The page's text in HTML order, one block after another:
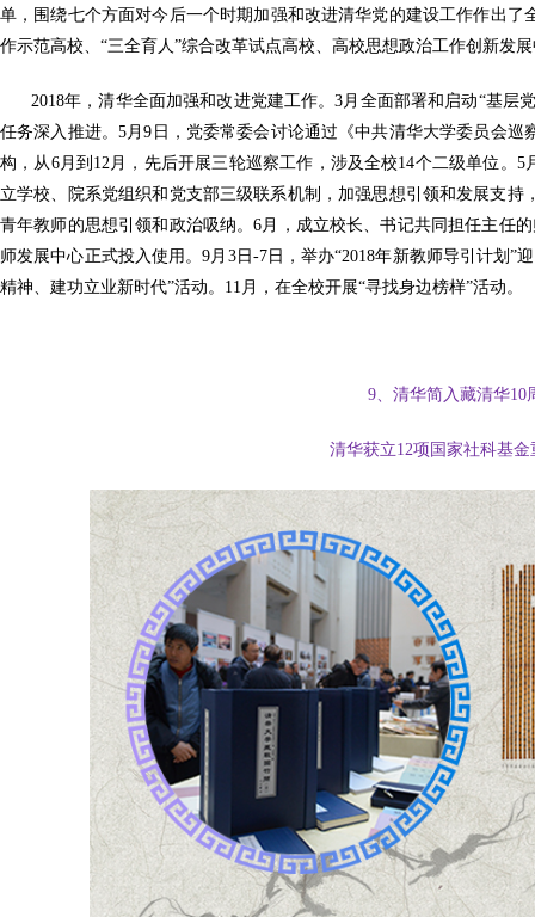
单，围绕七个方面对今后一个时期加强和改进清华党的建设工作作出了
作示范高校、“三全育人”综合改革试点高校、高校思想政治工作创新发
2018年，清华全面加强和改进党建工作。3月全面部署和启动“基层
任务深入推进。5月9日，党委常委会讨论通过《中共清华大学委员会
构，从6月到12月，先后开展三轮巡察工作，涉及全校14个二级单位。
立学校、院系党组织和党支部三级联系机制，加强思想引领和发展支
青年教师的思想引领和政治吸纳。6月，成立校长、书记共同担任主任
师发展中心正式投入使用。9月3日-7日，举办“2018年新教师导引计划”
精神、建功立业新时代”活动。11月，在全校开展“寻找身边榜样”活动。
9、清华简入藏清华10
清华获立12项国家社科基金